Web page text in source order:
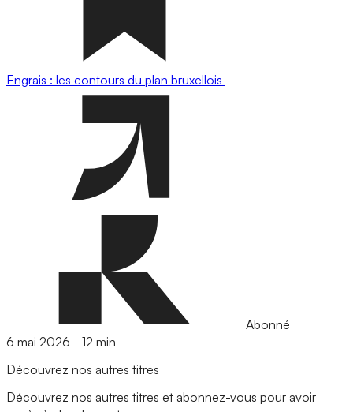
Engrais : les contours du plan bruxellois
Abonné
6 mai 2026 - 12 min
Découvrez nos autres titres
Découvrez nos autres titres et abonnez-vous pour avoir